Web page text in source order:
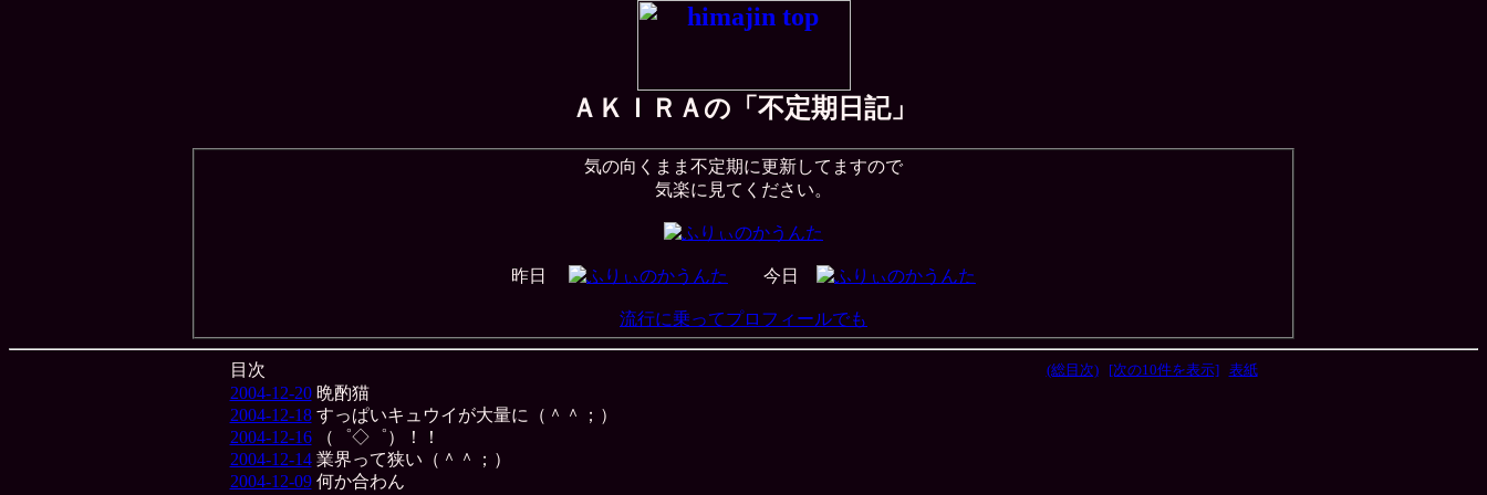
ＡＫＩＲＡの「不定期日記」
気の向くまま不定期に更新してますので
気楽に見てください。
昨日 今日
流行に乗ってプロフィールでも
目次 (総目次) [次の10件を表示] 表紙
2004-12-20晩酌猫
2004-12-18すっぱいキュウイが大量に（＾＾；）
2004-12-16（゜◇゜）！！
2004-12-14業界って狭い（＾＾；）
2004-12-09何か合わん